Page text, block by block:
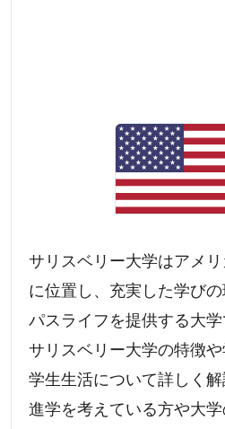
サリスベリー大学はアメ
に位置し、充実した学び
パスライフを提供する大学
サリスベリー大学の特徴や
学生生活について詳しく
進学を考えている方や大